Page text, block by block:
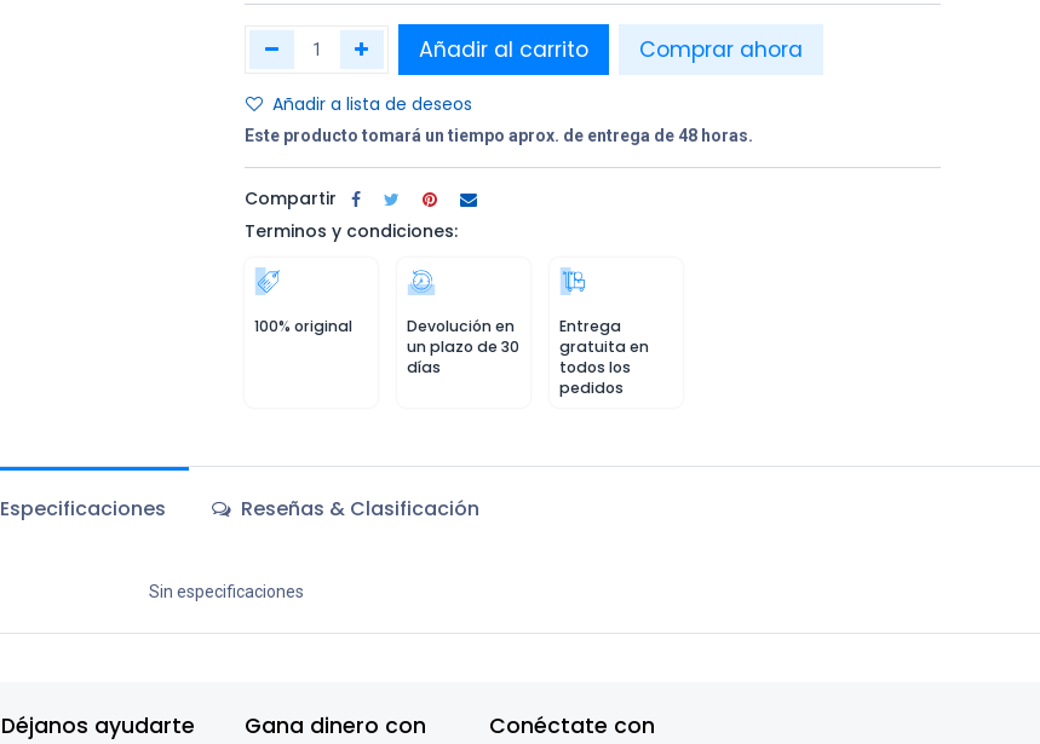
Añadir al carrito Comprar ahora
Añadir a lista de deseos
Este producto tomará un tiempo aprox. de entrega de 48 horas.
Compartir
Terminos y condiciones:
100% original
Devolución en
un plazo de 30
días
Entrega
gratuita en
todos los
pedidos
Especificaciones Reseñas & Clasificación
Sin especificaciones
Déjanos ayudarte
Gana dinero con
Conéctate con